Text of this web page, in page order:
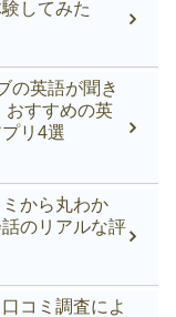
してみた
の英語が聞き
おすすめの英
リ4選
ミから丸わか
のリアルな評
コミ調査によ